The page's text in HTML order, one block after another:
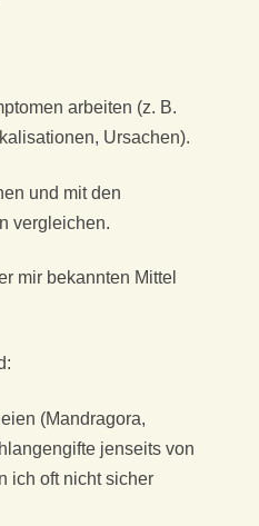
arbeiten (z. B.
Ursachen).
und mit den
vergleichen.
mir bekannten Mittel
(Mandragora,
jenseits von
ich oft nicht sicher